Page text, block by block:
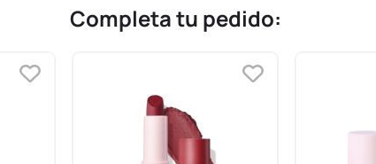
Completa tu pedido: